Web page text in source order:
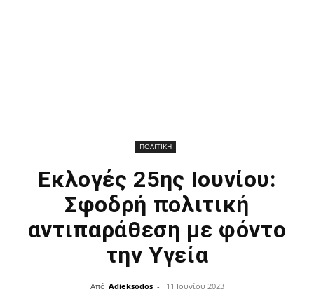
ΠΟΛΙΤΙΚΗ
Εκλογές 25ης Ιουνίου:
Σφοδρή πολιτική
αντιπαράθεση με φόντο
την Υγεία
Από Adieksodos - 11 Ιουνίου 2023